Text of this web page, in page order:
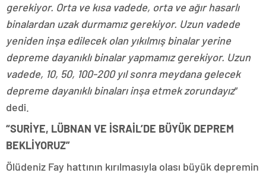
gerekiyor. Orta ve kısa vadede, orta ve ağır hasarlı
binalardan uzak durmamız gerekiyor. Uzun vadede
yeniden inşa edilecek olan yıkılmış binalar yerine
depreme dayanıklı binalar yapmamız gerekiyor. Uzun
vadede, 10, 50, 100-200 yıl sonra meydana gelecek
depreme dayanıklı binaları inşa etmek zorundayız”
dedi.
“SURİYE, LÜBNAN VE İSRAİL’DE BÜYÜK DEPREM
BEKLİYORUZ”
Ölüdeniz Fay hattının kırılmasıyla olası büyük depremin